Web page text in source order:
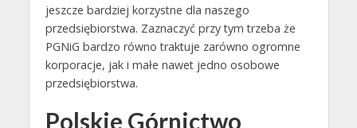
jeszcze bardziej korzystne dla naszego
przedsiębiorstwa. Zaznaczyć przy tym trzeba że
PGNiG bardzo równo traktuje zarówno ogromne
korporacje, jak i małe nawet jedno osobowe
przedsiębiorstwa.
Polskie Górnictwo